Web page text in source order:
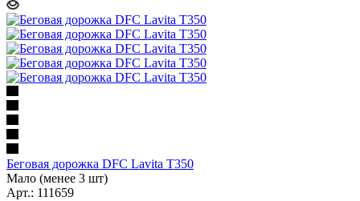
Беговая дорожка DFC Lavita T350
Мало (менее 3 шт)
Арт.: 111659